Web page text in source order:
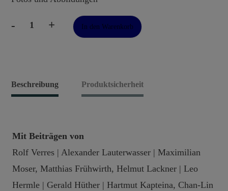
-
(Das
Buch)
+ In den Warenkorb
Beschreibung Produktsicherheit
Mit Beiträgen von
Rolf Verres | Alexander Lauterwasser | Maximilian
Moser, Matthias Frühwirth, Helmut Lackner | Leo
Hermle | Gerald Hüther | Hartmut Kapteina, Chan-Lin